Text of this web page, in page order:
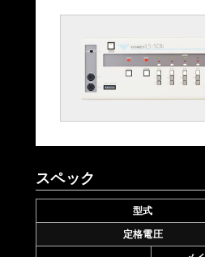
スペック
型式
定格電圧